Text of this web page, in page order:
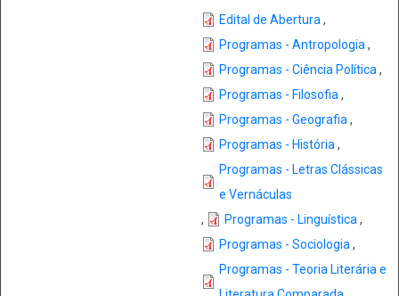
Edital de Abertura ,
Programas - Antropologia ,
Programas - Ciência Política ,
Programas - Filosofia ,
Programas - Geografia ,
Programas - História ,
Programas - Letras Clássicas
e Vernáculas
,
Programas - Linguística ,
Programas - Sociologia ,
Programas - Teoria Literária e